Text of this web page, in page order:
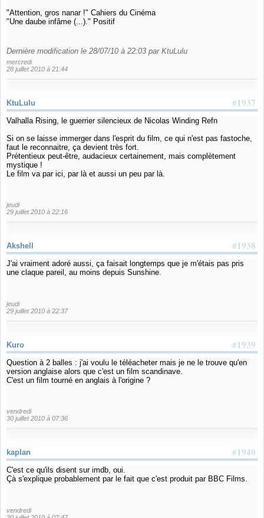
"Attention, gros nanar !" Cahiers du Cinéma
"Une daube infâme (...)." Positif
Dernière modification le 28/07/10 à 22:03 par KtuLulu
mercredi
28 juillet 2010 à 21:44
#1937
KtuLulu
Valhalla Rising, le guerrier silencieux de Nicolas Winding Refn
Si on se laisse immerger dans l'esprit du film, ce qui n'est pas fastoche,
faut le reconnaitre, ça devient très fort.
Prétentieux peut-être, audacieux certainement, mais complètement
mystique !
Le film va par ici, par là et aussi un peu par là.
jeudi
29 juillet 2010 à 22:16
#1938
Akshell
J'ai vraiment adoré aussi, ça faisait longtemps que je m'étais pas pris
une claque pareil, au moins depuis Sunshine.
jeudi
29 juillet 2010 à 22:37
#1939
Kuro
Question à 2 balles : j'ai voulu le téléacheter mais je ne le trouve qu'en
version anglaise alors que c'est un film scandinave.
C'est un film tourné en anglais à l'origine ?
vendredi
30 juillet 2010 à 07:36
#1940
kaplan
C'est ce qu'ils disent sur imdb, oui.
Çà s'explique probablement par le fait que c'est produit par BBC Films.
vendredi